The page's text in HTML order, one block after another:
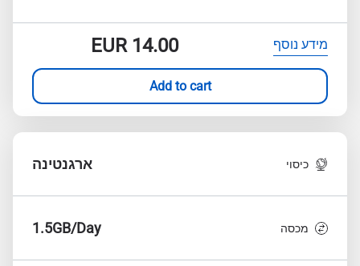
מידע נוסף EUR14.00
Add to cart
כיסוי ארגנטינה
מכסה 1.5GB/Day